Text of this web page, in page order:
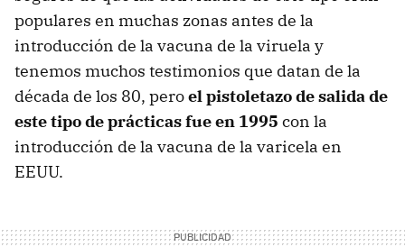
populares en muchas zonas antes de la
introducción de la vacuna de la viruela y
tenemos muchos testimonios que datan de la
década de los 80, peroel pistoletazo de salida de
este tipo de prácticas fue en 1995 con la
introducción de la vacuna de la varicela en
EEUU.